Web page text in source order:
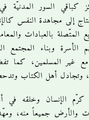
كباقي السور المدنيّة
إلى مجاهدة النفس
المتّصلة بالعبادات
الأسرة وبناء المجتمع
مع غير المسلمين، كما
وتجادل أهل الكتاب
لقد كرّم الإنسان وخلقه
والأرض جميعاً منه،